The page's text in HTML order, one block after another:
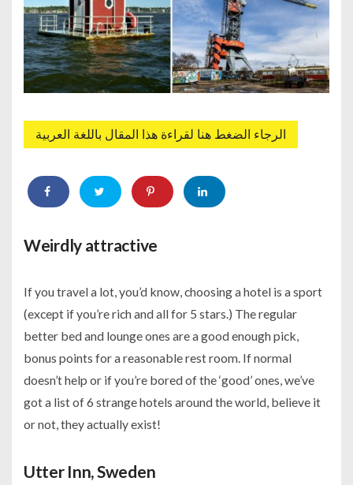
الرجاء الضغط هنا لقراءة هذا المقال باللغة العربية
Weirdly attractive
If you travel a lot, you’d know, choosing a hotel is a sport
(except if you’re rich and all for 5 stars.) The regular
better bed and lounge ones are a good enough pick,
bonus points for a reasonable rest room. If normal
doesn’t help or if you’re bored of the ‘good’ ones, we’ve
got a list of 6 strange hotels around the world, believe it
or not, they actually exist!
Utter Inn, Sweden